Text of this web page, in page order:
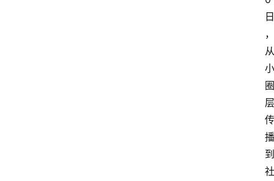
日
，
从
小
圈
层
传
播
到
社